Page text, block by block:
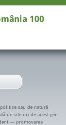
100
sau de natură
de site-uri de acest gen
— promovarea